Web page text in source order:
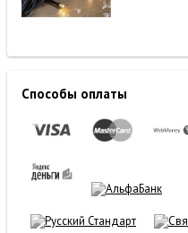
Способы оплаты